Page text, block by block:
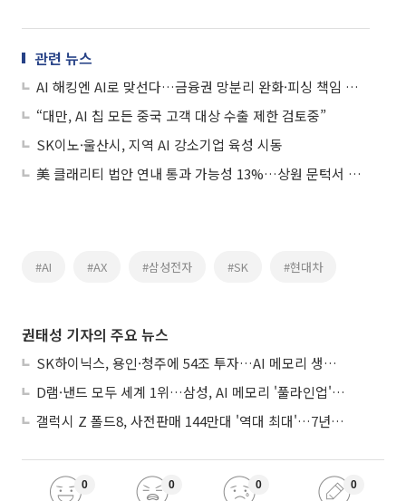
관련 뉴스
AI 해킹엔 AI로 맞선다…금융권 망분리 완화·피싱 책임 강화
“대만, AI 칩 모든 중국 고객 대상 수출 제한 검토중”
SK이노·울산시, 지역 AI 강소기업 육성 시동
美 클래리티 법안 연내 통과 가능성 13%…상원 문턱서 제동
#AI #AX #삼성전자 #SK #현대차
권태성 기자의 주요 뉴스
SK하이닉스, 용인·청주에 54조 투자…AI 메모리 생산기지 키운다
D램·낸드 모두 세계 1위…삼성, AI 메모리 '풀라인업'으로 승부
갤럭시 Z 폴드8, 사전판매 144만대 '역대 최대'…7년만에 갤노트10 기록 넘어
0 0 0 0